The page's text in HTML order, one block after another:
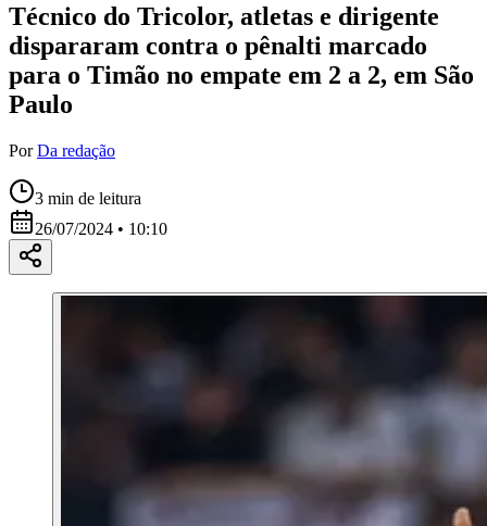
Técnico do Tricolor, atletas e dirigente
dispararam contra o pênalti marcado
para o Timão no empate em 2 a 2, em São
Paulo
Por Da redação
3 min de leitura
26/07/2024 • 10:10